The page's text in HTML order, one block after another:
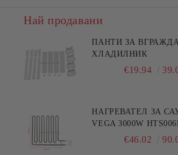
Най продавани
ПАНТИ ЗА
ХЛАДИЛНИК
€19.94
НАГРЕВАТЕЛ ЗА
VEGA 3000W
€46.02